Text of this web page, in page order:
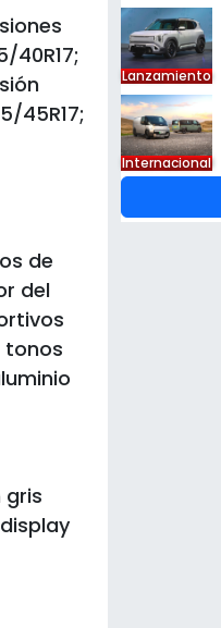
40R17;
45R17;
de
del
tonos
Lanzamiento
Internacional